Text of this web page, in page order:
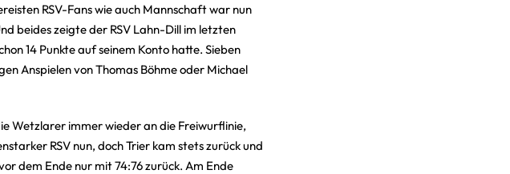
RSV-Fans wie auch Mannschaft war nun
beides zeigte der RSV Lahn-Dill im letzten
14 Punkte auf seinem Konto hatte. Sieben
Anspielen von Thomas Böhme oder Michael
Wetzlarer immer wieder an die Freiwurflinie,
RSV nun, doch Trier kam stets zurück und
dem Ende nur mit 74:76 zurück. Am Ende